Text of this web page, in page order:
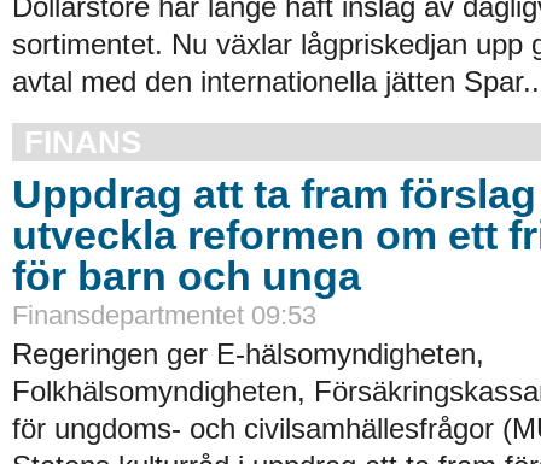
Dollarstore har länge haft inslag av
sortimentet. Nu växlar lågpriskedjan upp
avtal med den internationella jätten
FINANS
Uppdrag att ta fram
utveckla reformen om ett
för barn och unga
Finansdepartmentet 09:53
Regeringen ger E-hälsomyndigheten,
Folkhälsomyndigheten,
för ungdoms- och civilsamhällesfrågor